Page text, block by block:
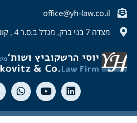
office@yh-law.co.il
מצדה 7 בני ברק, מגדל ב.ס.ר 4 , קומה 40